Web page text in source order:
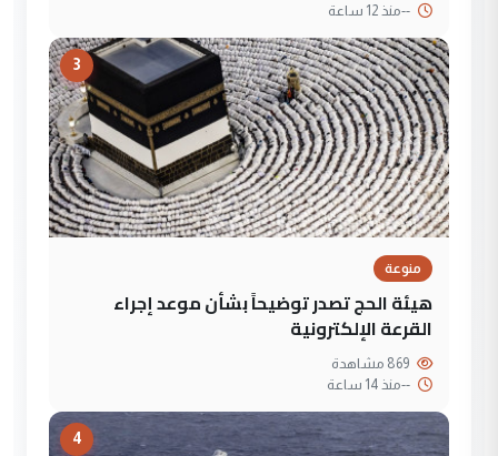
--منذ 12 ساعة
3
منوعة
هيئة الحج تصدر توضيحاً بشأن موعد إجراء
القرعة الإلكترونية
--منذ 14 ساعة
4